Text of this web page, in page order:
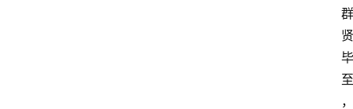
群
贤
毕
至
，